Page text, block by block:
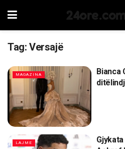
Tag: Versajë
MAGAZINA
Bianca
LAJME